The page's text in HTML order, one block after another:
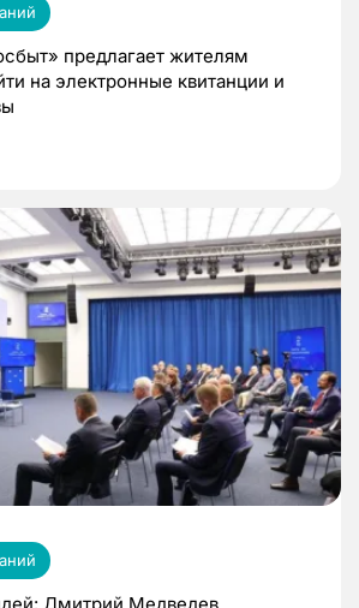
предлагает жителям
на электронные квитанции и
Дмитрий Медведев